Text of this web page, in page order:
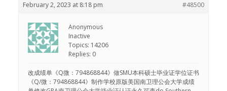
February 2, 2023 at 8:18 pm #48500
Anonymous
Inactive
Topics: 14206
Replies: 0
改成绩单《Q微：794868844》做SMU本科硕士毕业证学位证书
《Q/微：794868844》制作学校原版美国南卫理公会大学成绩